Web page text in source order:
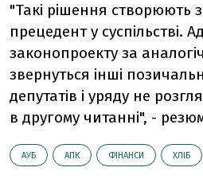
"Такі рішення створюють
прецедент у суспільстві.
законопроекту за
звернуться інші
депутатів і уряду не
в другому читанні", -
АУБ АПК ФІНАНСИ ХЛІБ